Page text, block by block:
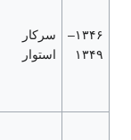
۱۳۴۶–
۱۳۴۹
سرکار
استوار